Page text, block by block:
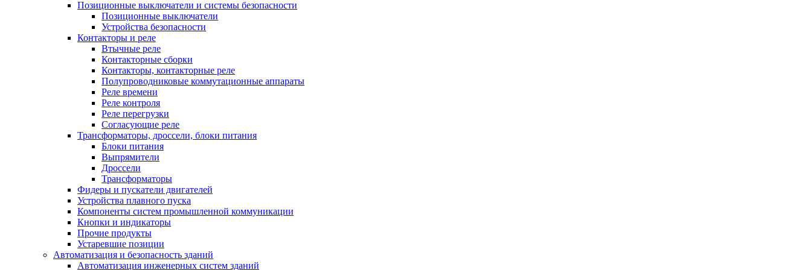
Позиционные выключатели и системы безопасности
Позиционные выключатели
Устройства безопасности
Контакторы и реле
Втычные реле
Контакторные сборки
Контакторы, контакторные реле
Полупроводниковые коммутационные аппараты
Реле времени
Реле контроля
Реле перегрузки
Согласующие реле
Трансформаторы, дроссели, блоки питания
Блоки питания
Выпрямители
Дроссели
Трансформаторы
Фидеры и пускатели двигателей
Устройства плавного пуска
Компоненты систем промышленной коммуникации
Кнопки и индикаторы
Прочие продукты
Устаревшие позиции
Автоматизация и безопасность зданий
Автоматизация инженерных систем зданий